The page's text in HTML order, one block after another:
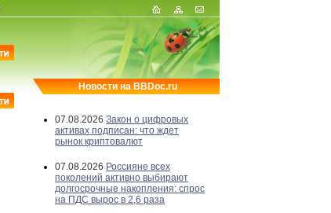
Новости на BBDoc.ru
07.08.2026 Закон о цифровых
активах подписан: что ждет
рынок криптовалют
07.08.2026 Россияне всех
поколений активно выбирают
долгосрочные накопления: спрос
на ПДС вырос в 2,6 раза